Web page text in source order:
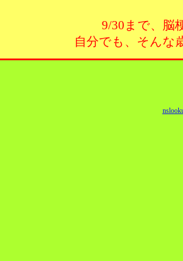
9/30まで、脳
自分でも、そんな